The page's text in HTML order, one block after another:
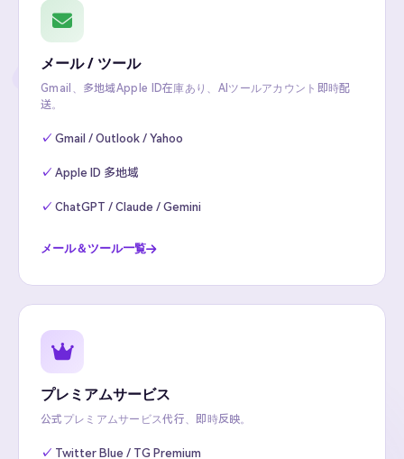
メール / ツール
Gmail、多地域Apple ID在庫あり、AIツールアカウント即時配
送。
Gmail / Outlook / Yahoo
Apple ID 多地域
ChatGPT / Claude / Gemini
メール＆ツール一覧
プレミアムサービス
公式プレミアムサービス代行、即時反映。
Twitter Blue / TG Premium